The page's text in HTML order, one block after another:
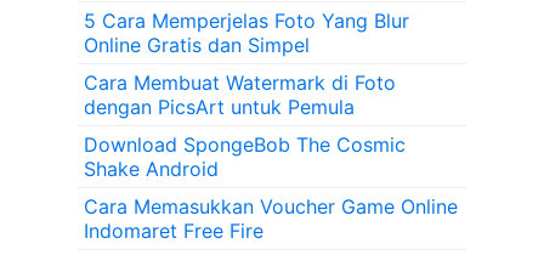
5 Cara Memperjelas Foto Yang Blur
Online Gratis dan Simpel
Cara Membuat Watermark di Foto
dengan PicsArt untuk Pemula
Download SpongeBob The Cosmic
Shake Android
Cara Memasukkan Voucher Game Online
Indomaret Free Fire